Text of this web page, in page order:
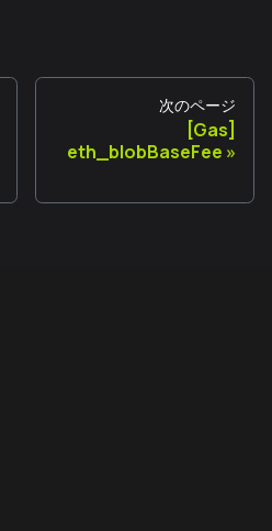
次のページ
[Gas]
eth_blobBaseFee